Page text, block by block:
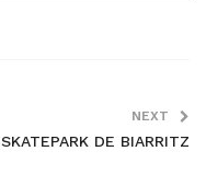
NEXT
SKATEPARK DE BIARRITZ